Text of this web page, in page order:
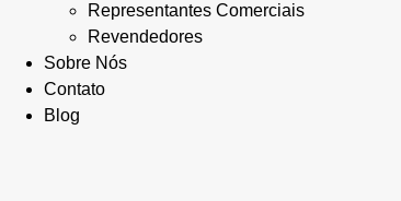
Representantes Comerciais
Revendedores
Sobre Nós
Contato
Blog